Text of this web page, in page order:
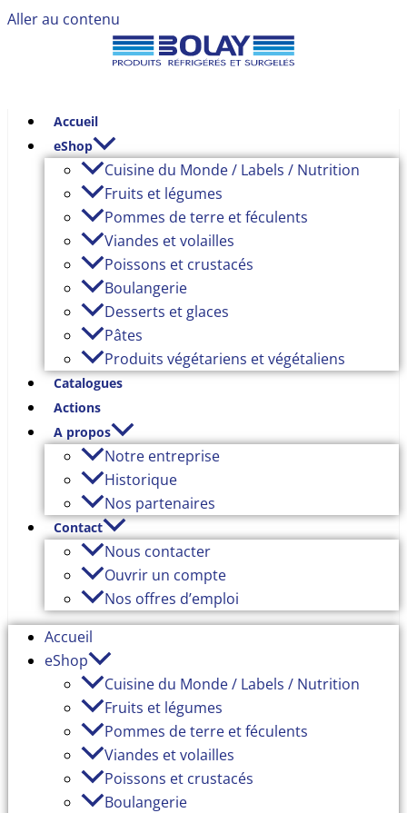
Aller au contenu
Accueil
eShop
Cuisine du Monde / Labels / Nutrition
Fruits et légumes
Pommes de terre et féculents
Viandes et volailles
Poissons et crustacés
Boulangerie
Desserts et glaces
Pâtes
Produits végétariens et végétaliens
Catalogues
Actions
A propos
Notre entreprise
Historique
Nos partenaires
Contact
Nous contacter
Ouvrir un compte
Nos offres d’emploi
Accueil
eShop
Cuisine du Monde / Labels / Nutrition
Fruits et légumes
Pommes de terre et féculents
Viandes et volailles
Poissons et crustacés
Boulangerie